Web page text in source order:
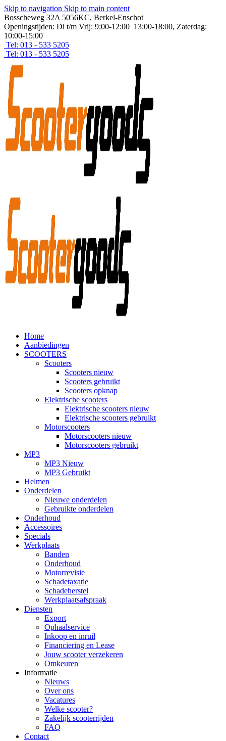
Skip to navigation Skip to main content
Bosscheweg 32A 5056KC, Berkel-Enschot
Openingstijden: Di t/m Vrij: 9:00-12:00 13:00-18:00, Zaterdag:
10:00-15:00
Tel: 013 - 533 5205
Tel: 013 - 533 5205
Home
Aanbiedingen
SCOOTERS
Scooters
Scooters nieuw
Scooters gebruikt
Scooters opknap
Elektrische scooters
Elektrische scooters nieuw
Elektrische scooters gebruikt
Motorscooters
Motorscooters nieuw
Motorscooters gebruikt
MP3
MP3 Nieuw
MP3 Gebruikt
Helmen
Onderdelen
Nieuwe onderdelen
Gebruikte onderdelen
Onderhoud
Accessoires
Specials
Werkplaats
Banden
Onderhoud
Motorrevisie
Schadetaxatie
Schadeherstel
Werkplaatsafspraak
Diensten
Export
Ophaalservice
Inkoop en inruil
Financiering en Lease
Jouw scooter verzekeren
Omkeuren
Informatie
Nieuws
Over ons
Vacatures
Welke scooter?
Zakelijk scooterrijden
FAQ
Contact